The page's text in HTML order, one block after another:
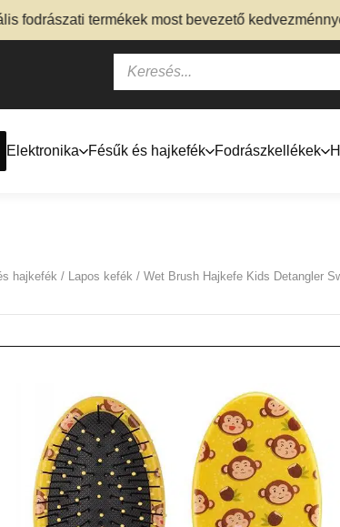
termékek most bevezető
Elektronika Fésűk és hajkefék Fodrászkellékek
hajkefék / Lapos kefék / Wet Brush Hajkefe Kids Detangler